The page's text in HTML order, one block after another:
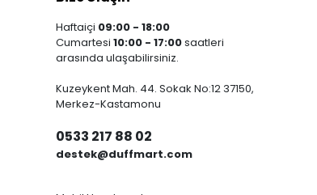
Haftaiçi 09:00 - 18:00
Cumartesi 10:00 - 17:00saatleri
arasında ulaşabilirsiniz.
Kuzeykent Mah. 44. Sokak No:12 37150,
Merkez-Kastamonu
0533 217 88 02
destek@duffmart.com